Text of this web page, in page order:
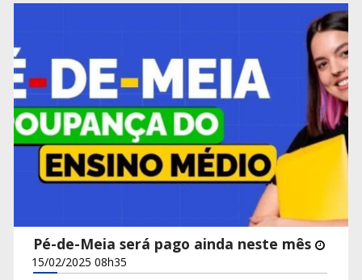
Pé-de-Meia será pago ainda neste mês
15/02/2025 08h35